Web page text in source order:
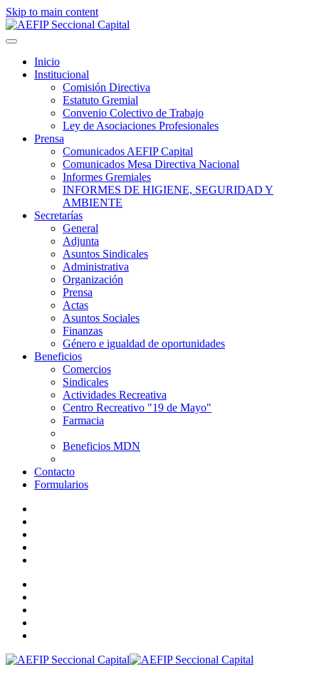
Skip to main content
Inicio
Institucional
Comisión Directiva
Estatuto Gremial
Convenio Colectivo de Trabajo
Ley de Asociaciones Profesionales
Prensa
Comunicados AEFIP Capital
Comunicados Mesa Directiva Nacional
Informes Gremiales
INFORMES DE HIGIENE, SEGURIDAD Y
AMBIENTE
Secretarías
General
Adjunta
Asuntos Sindicales
Administrativa
Organización
Prensa
Actas
Asuntos Sociales
Finanzas
Género e igualdad de oportunidades
Beneficios
Comercios
Sindicales
Actividades Recreativa
Centro Recreativo "19 de Mayo"
Farmacia
Beneficios MDN
Contacto
Formularios